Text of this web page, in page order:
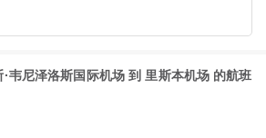
韦尼泽洛斯国际机场 到 里斯本机场 的航班